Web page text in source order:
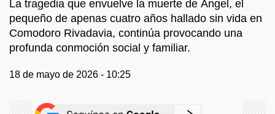
La tragedia que envuelve la muerte de Ángel, el
pequeño de apenas cuatro años hallado sin vida en
Comodoro Rivadavia, continúa provocando una
profunda conmoción social y familiar.
18 de mayo de 2026 - 10:25